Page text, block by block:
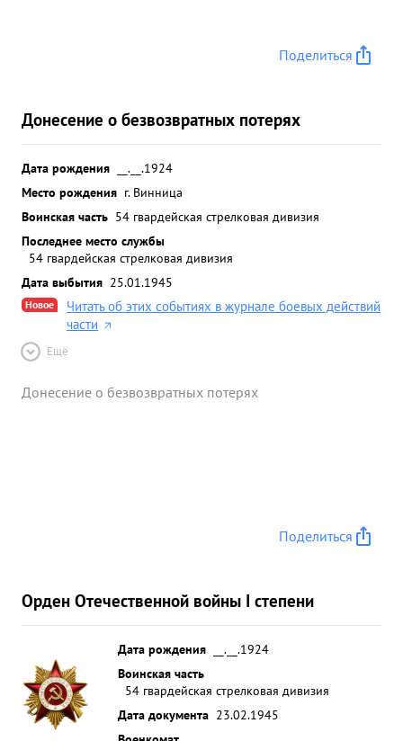
Поделиться
Донесение о безвозвратных потерях
Дата рождения
__.__.1924
Место рождения г. Винница
Воинская часть 54 гвардейская стрелковая дивизия
Последнее место службы
54 гвардейская стрелковая дивизия
Дата выбытия 25.01.1945
Новое
Читать об этих событиях в журнале боевых действий
части
Ещё
Донесение о безвозвратных потерях
Поделиться
Орден Отечественной войны I степени
Дата рождения
__.__.1924
Воинская часть
54 гвардейская стрелковая дивизия
Дата документа 23.02.1945